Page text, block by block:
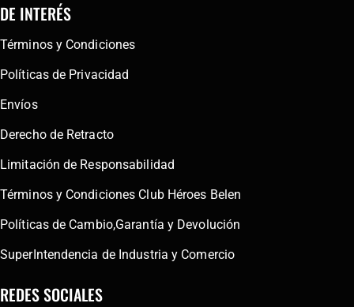
DE INTERÉS
Términos y Condiciones
Políticas de Privacidad
Envíos
Derecho de Retracto
Limitación de Responsabilidad
Términos y Condiciones Club Héroes Belen
Políticas de Cambio,Garantía y Devolución
SuperIntendencia de Industria y Comercio
REDES SOCIALES